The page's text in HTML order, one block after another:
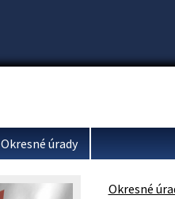
Okresné úrady
Okresné